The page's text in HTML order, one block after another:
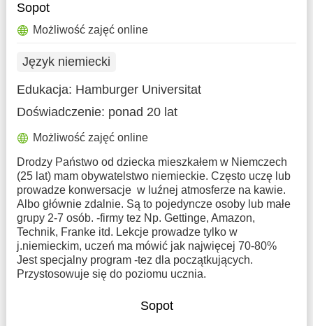
Sopot
Możliwość zajęć online
Język niemiecki
Edukacja: Hamburger Universitat
Doświadczenie: ponad 20 lat
Możliwość zajęć online
Drodzy Państwo od dziecka mieszkałem w Niemczech
(25 lat) mam obywatelstwo niemieckie. Często uczę lub
prowadze konwersacje w luźnej atmosferze na kawie.
Albo głównie zdalnie. Są to pojedyncze osoby lub małe
grupy 2-7 osób. -firmy tez Np. Gettinge, Amazon,
Technik, Franke itd. Lekcje prowadze tylko w
j.niemieckim, uczeń ma mówić jak najwięcej 70-80%
Jest specjalny program -tez dla początkujących.
Przystosowuje się do poziomu ucznia.
Sopot